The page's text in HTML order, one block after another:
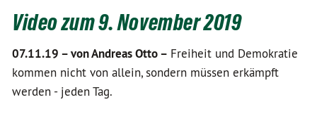
Video zum 9. November 2019
07.11.19 –von Andreas Otto – Freiheit und Demokratie
kommen nicht von allein, sondern müssen erkämpft
werden - jeden Tag.